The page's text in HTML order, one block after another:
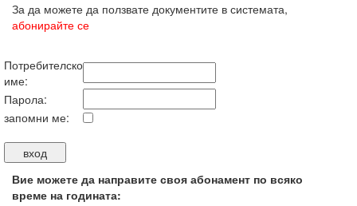
За да можете да ползвате документите в системата,
абонирайте се
Потребителско
име:
Парола:
запомни ме:
Вие можете да направите своя абонамент по всяко
време на годината: